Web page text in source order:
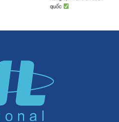
quốc